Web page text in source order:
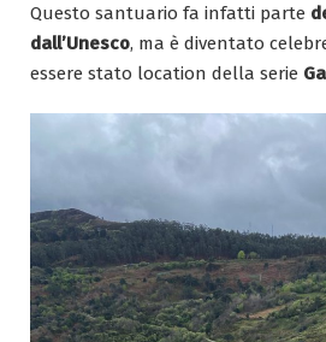
Questo santuario fa infatti parte
dall’Unesco, ma è diventato
essere stato location della serie